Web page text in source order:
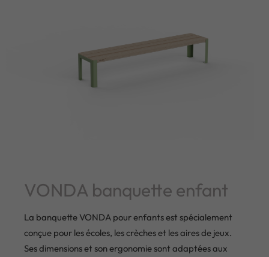
VONDA banquette enfant
La banquette VONDA pour enfants est spécialement
conçue pour les écoles, les crèches et les aires de jeux.
Ses dimensions et son ergonomie sont adaptées aux